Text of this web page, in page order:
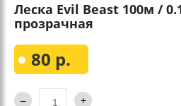
Леска Evil Beast 100м /
прозрачная
80 р.